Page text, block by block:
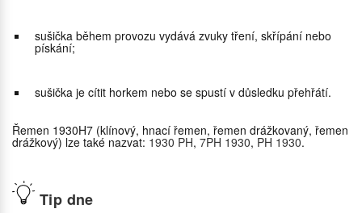
Tip dne
sušička během provozu vydává zvuky tření, skřípání nebo
pískání;
sušička je cítit horkem nebo se spustí v důsledku přehřátí.
Řemen 1930H7 (klínový, hnací řemen, řemen drážkovaný, řemen
drážkový) lze také nazvat: 1930 PH, 7PH 1930, PH 1930.